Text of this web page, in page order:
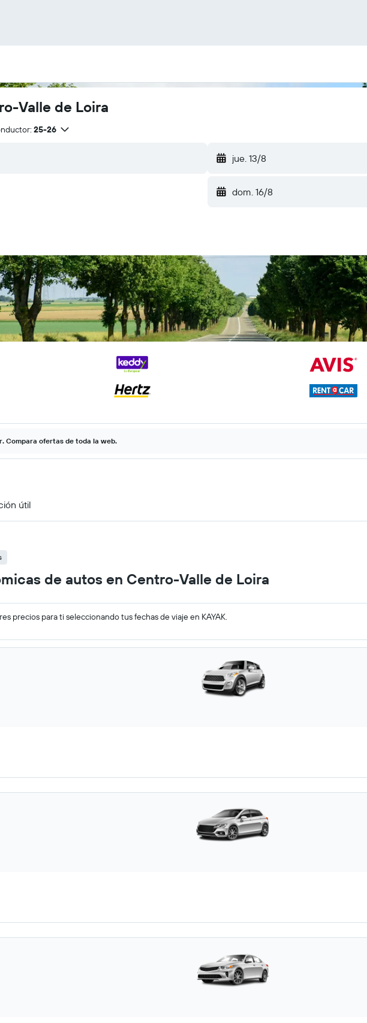
Valle de Loira
25-26
jue. 13/8
dom. 16/8
Compara ofertas de toda la web.
útil
de autos en Centro-Valle de Loira
precios para ti seleccionando tus fechas de viaje en KAYAK.